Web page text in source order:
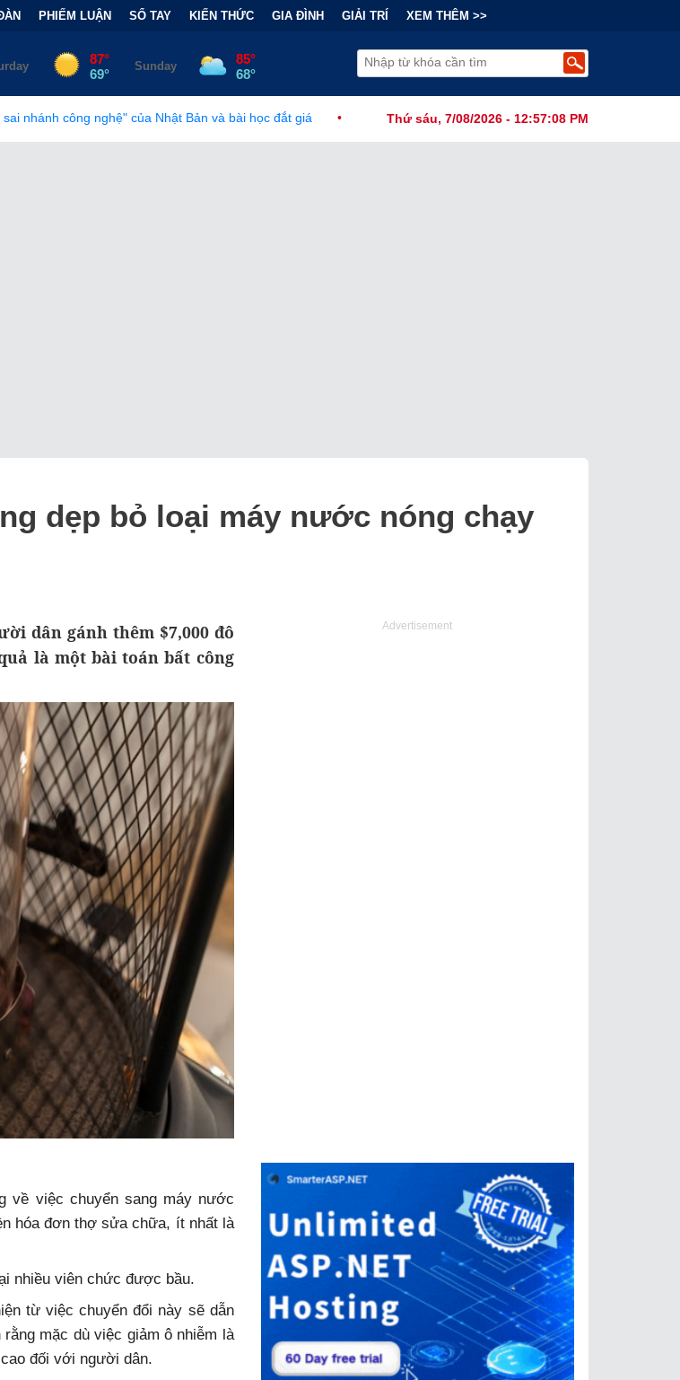
PHIẾM LUẬN SỔ TAY KIẾN THỨC GIA ĐÌNH GIẢI TRÍ XEM THÊM >>
Thứ sáu, 7/08/2026 - 12:57:10 PM
Nhật Bản và bài học đắt giá • Bẫy Tài Chính Đằng Sau "Cơn Sốt" Trà Sữa Nhượng Quyền: Lợi Nhuận Thuộc
dẹp bỏ loại máy nước nóng chạy
dân gánh thêm $7,000 đô
là một bài toán bất công
về việc chuyển sang máy nước
hóa đơn thợ sửa chữa, ít nhất là
nhiều viên chức được bầu.
từ việc chuyển đổi này sẽ dẫn
mặc dù việc giảm ô nhiễm là
đối với người dân.
Advertisement